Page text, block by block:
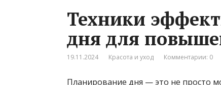
Техники
дня для
19.11.2024 Красота и уход Комментарии: 0
Планирование дня — это не просто